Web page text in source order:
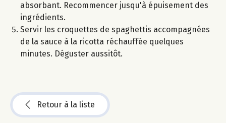
absorbant. Recommencer jusqu'à épuisement des
ingrédients.
Servir les croquettes de spaghettis accompagnées
de la sauce à la ricotta réchauffée quelques
minutes. Déguster aussitôt.
Retour à la liste